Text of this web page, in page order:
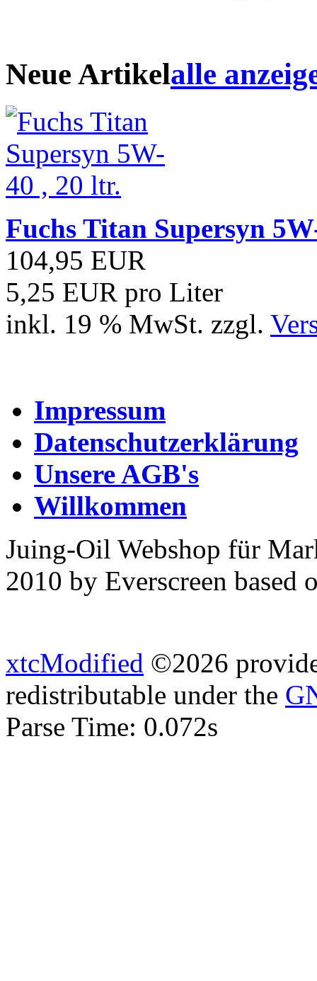
Neue Artikelalle
Fuchs Titan Supersyn
104,95 EUR
5,25 EUR pro Liter
inkl. 19 % MwSt. zzgl.
Impressum
Datenschutzerklärung
Unsere AGB's
Willkommen
Juing-Oil Webshop für
2010 by Everscreen
xtcModified ©2026
redistributable under the
Parse Time: 0.072s